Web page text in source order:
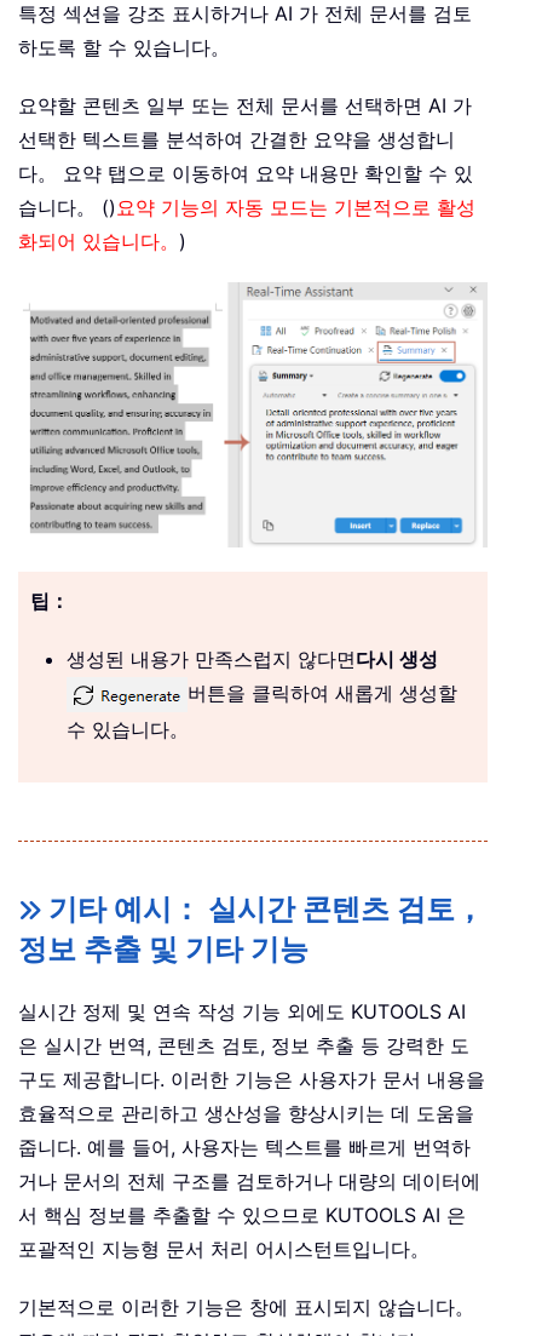
특정 섹션을 강조 표시하거나 AI 가 전체 문서를 검토
하도록 할 수 있습니다。
요약할 콘텐츠 일부 또는 전체 문서를 선택하면 AI 가
선택한 텍스트를 분석하여 간결한 요약을 생성합니
다。 요약 탭으로 이동하여 요약 내용만 확인할 수 있
습니다。 ()요약 기능의 자동 모드는 기본적으로 활성
화되어 있습니다。 )
팁：
생성된 내용가 만족스럽지 않다면다시 생성
버튼을 클릭하여 새롭게 생성할
수 있습니다。
기타 예시： 실시간 콘텐츠 검토，
정보 추출 및 기타 기능
실시간 정제 및 연속 작성 기능 외에도 KUTOOLS AI
은 실시간 번역, 콘텐츠 검토, 정보 추출 등 강력한 도
구도 제공합니다. 이러한 기능은 사용자가 문서 내용을
효율적으로 관리하고 생산성을 향상시키는 데 도움을
줍니다. 예를 들어, 사용자는 텍스트를 빠르게 번역하
거나 문서의 전체 구조를 검토하거나 대량의 데이터에
서 핵심 정보를 추출할 수 있으므로 KUTOOLS AI 은
포괄적인 지능형 문서 처리 어시스턴트입니다。
기본적으로 이러한 기능은 창에 표시되지 않습니다。